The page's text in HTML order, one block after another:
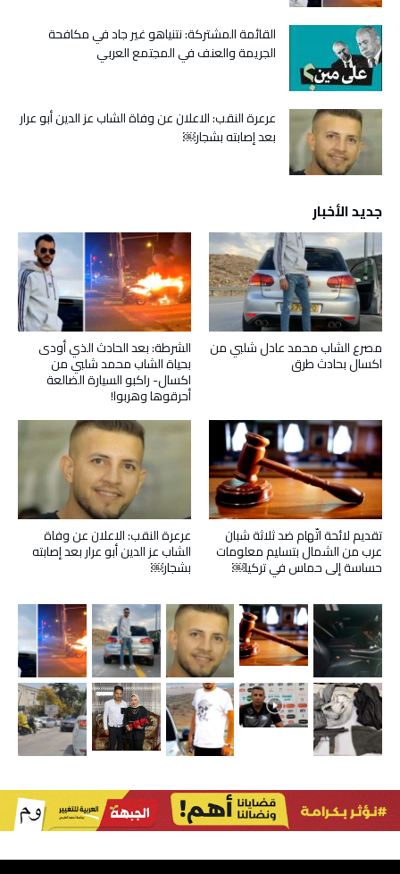
القائمة المشتركة: نتنياهو غير جاد في مكافحة
الجريمة والعنف في المجتمع العربي
عرعرة النقب: الاعلان عن وفاة الشاب عز الدين أبو عرار
بعد إصابته بشجار￼
جديد الأخبار
الشرطة: بعد الحادث الذي أودى
بحياة الشاب محمد شلبي من
اكسال- راكبو السيارة الضالعة
أحرقوها وهربوا!
مصرع الشاب محمد عادل شلبي من
اكسال بحادث طرق
عرعرة النقب: الاعلان عن وفاة
الشاب عز الدين أبو عرار بعد إصابته
بشجار￼
تقديم لائحة اتّهام ضد ثلاثة شبان
عرب من الشمال بتسليم معلومات
حساسة إلى حماس في تركيا￼